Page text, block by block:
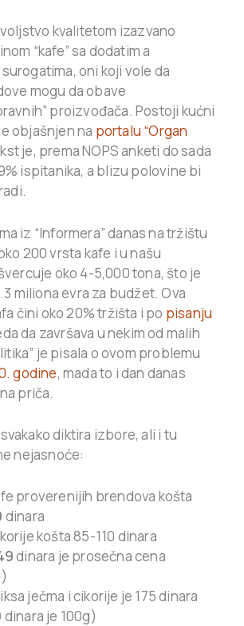
kvalitetom izazvano
“kafe” sa dodatim a
oni koji vole da
mogu da obave
proizvođača. Postoji kućni
objašnjen na portalu “Organ
je, prema NOPS anketi do sada
ispitanika, a blizu polovine bi
iz “Informera” danas na tržištu
200 vrsta kafe i u našu
oko 4-5,000 tona, što je
miliona evra za budžet. Ova
čini oko 20% tržišta i po pisanju
da završava u nekim od malih
je pisala o ovom problemu
godine, mada to i dan danas
priča.
diktira izbore, ali i tu
nejasnoće:
proverenijih brendova košta
dinara
košta 85-110 dinara
dinara je prosečna cena
ječma i cikorije je 175 dinara
dinara je 100g)